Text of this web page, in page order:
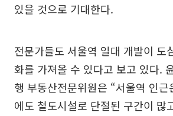
있을 것으로 기대한다.
전문가들도 서울역 일대 개발이 도
화를 가져올 수 있다고 보고 있다.
행 부동산전문위원은 “서울역 인근
에도 철도시설로 단절된 구간이 많